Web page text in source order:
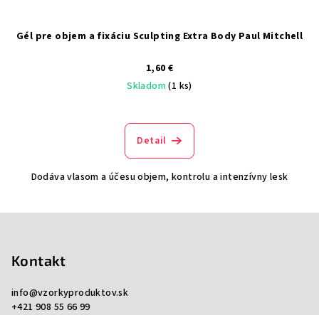
Gél pre objem a fixáciu Sculpting Extra Body Paul Mitchell
1,60 €
Skladom(1 ks)
Detail
Dodáva vlasom a účesu objem, kontrolu a intenzívny lesk
Kontakt
info@vzorkyproduktov.sk
+421 908 55 66 99